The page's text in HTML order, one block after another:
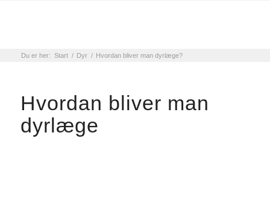
Du er her: Start / Dyr / Hvordan bliver man dyrlæge?
Hvordan bliver man
dyrlæge